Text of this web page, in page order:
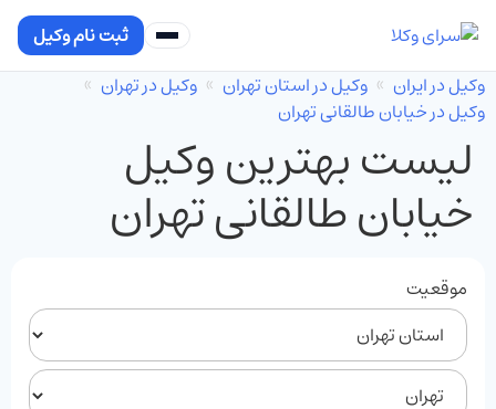
ثبت نام وکیل
وکیل در ایران
وکیل در استان تهران
وکیل در تهران
وکیل در خیابان طالقانی تهران
لیست بهترین وکیل
خیابان طالقانی تهران
موقعیت